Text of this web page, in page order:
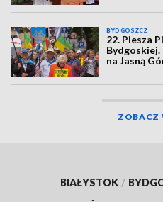
BYDGOSZCZ
22. Piesza
Bydgoskiej.
na Jasną
ZOBACZ
BIAŁYSTOK /